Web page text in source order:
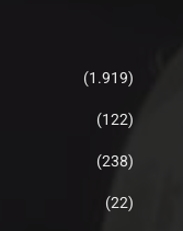
(1.919)
(122)
(238)
(22)